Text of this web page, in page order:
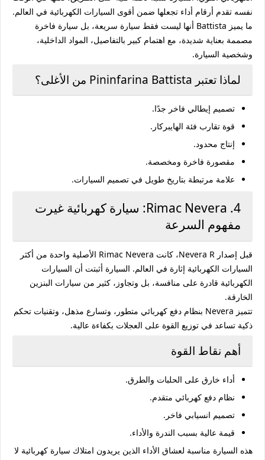
نفسه تقدم أرقام أداء تجعلها ضمن أقوى السيارات الكهربائية في العالم.
ما يميز Battista أنها ليست فقط سيارة سريعة، بل سيارة فاخرة
مصممة بعناية شديدة، مع اهتمام كبير بالتفاصيل، المواد الداخلية،
وشخصية السيارة.
لماذا تعتبر Pininfarina Battista من الأغلى؟
تصميم إيطالي فاخر جدًا.
قوة تقارب فئة الهايبركار.
إنتاج محدود.
مقصورة فاخرة ومخصصة.
علامة مرتبطة بتاريخ طويل في تصميم السيارات.
4. Rimac Nevera: سيارة كهربائية غيرت
مفهوم السرعة
قبل إصدار Nevera R، كانت Rimac Nevera الأصلية واحدة من أكثر
السيارات الكهربائية إثارة في العالم. السيارة أثبتت أن السيارات
الكهربائية قادرة على منافسة، بل وتجاوز، كثير من سيارات البنزين
الخارقة.
تتميز Nevera بنظام دفع كهربائي متطور، وتسارع مذهل، وتقنيات تحكم
ذكية تساعد في توزيع القوة على العجلات بكفاءة عالية.
أهم نقاط القوة
أداء خارق على الحلبات والطرق.
نظام دفع كهربائي متقدم.
تصميم انسيابي فاخر.
قيمة عالية بسبب الندرة والأداء.
هذه السيارة مناسبة لعشاق الأداء الذين يريدون امتلاك سيارة كهربائية لا